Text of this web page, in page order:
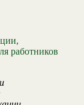
работников